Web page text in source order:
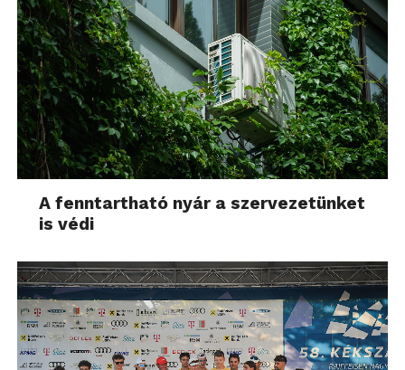
A fenntartható nyár a szervezetünket
is védi